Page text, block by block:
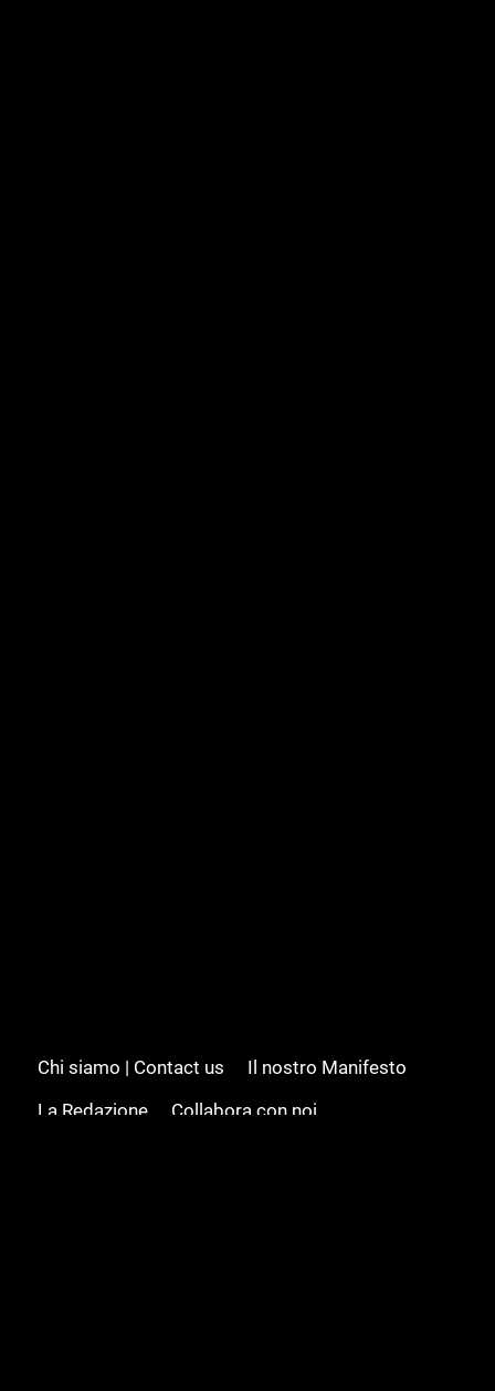
Chi siamo | Contact us
Il nostro Manifesto
La Redazione
Collabora con noi